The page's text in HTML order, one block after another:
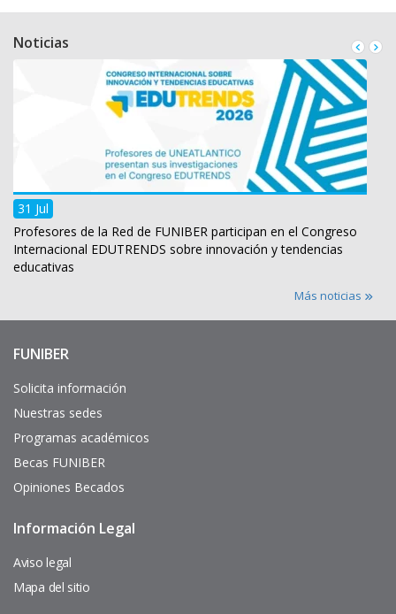
Noticias
31 Jul
Profesores de la Red de FUNIBER participan en el Congreso
Internacional EDUTRENDS sobre innovación y tendencias
educativas
Más noticias
Enlaces
interés
FUNIBER
Solicita información
Nuestras sedes
Programas académicos
Becas FUNIBER
Opiniones Becados
Pie
Información Legal
Aviso legal
Mapa del sitio